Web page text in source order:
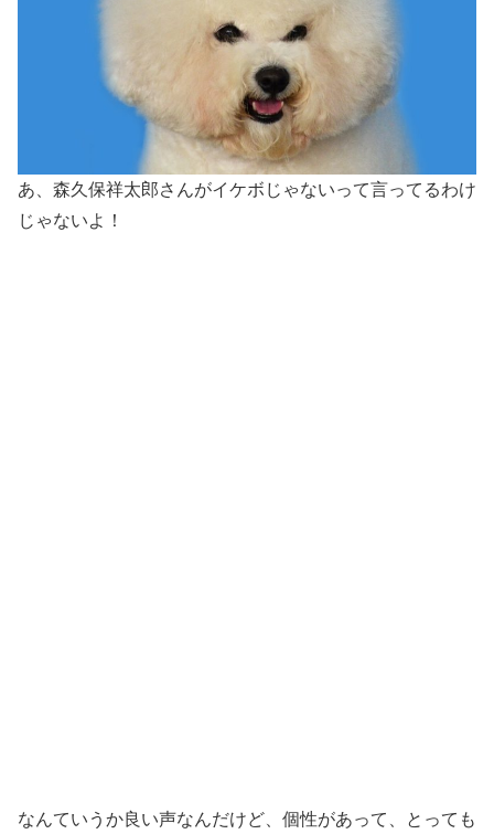
あ、森久保祥太郎さんがイケボじゃないって言ってるわけ
じゃないよ！
なんていうか良い声なんだけど、個性があって、とっても